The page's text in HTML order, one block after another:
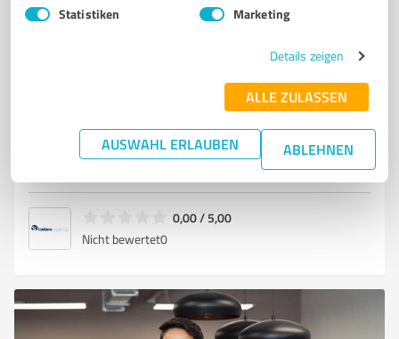
Statistiken Marketing
Details zeigen
ALLE ZULASSEN
AUSWAHL ERLAUBEN ABLEHNEN
REISEBÜRO DRESDEN URLAUBSPLANUNG EXPEDIENTENRATEN
REISEANGEBOTE
Boxdorfer Straße 30, 01129 Dresden
Tel. +49 351 8473910
kontakt@lankers-reisen.de
0,00 / 5,00
Nicht bewertet0